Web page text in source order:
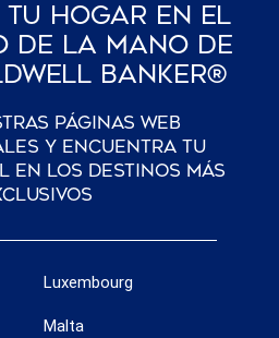
Hogar En El
La Mano De
Banker®
páginas web
y encuentra tu
en los destinos más
Luxembourg
Malta